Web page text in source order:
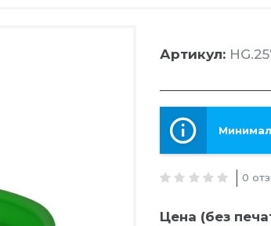
Артикул:
0
Цена (без